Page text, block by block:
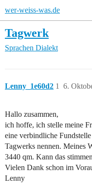
wer-weiss-was.de
Tagwerk
Sprachen Dialekt
Lenny_1e60d2 6.
1
Hallo zusammen,
ich hoffe, ich stelle meine
eine verbindliche
Tagwerks nennen. Meines
3440 qm. Kann das
Vielen Dank schon im
Lenny